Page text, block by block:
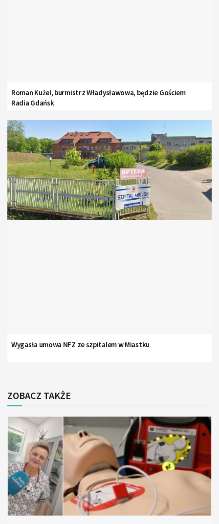
Roman Kużel, burmistrz Władysławowa, będzie Gościem
Radia Gdańsk
Wygasła umowa NFZ ze szpitalem w Miastku
ZOBACZ TAKŻE